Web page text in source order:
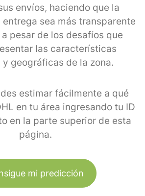
envíos, haciendo que la
sea más transparente
pesar de los desafíos que
las características
geográficas de la zona.
estimar fácilmente a qué
en tu área ingresando tu ID
en la parte superior de esta
página.
mi predicción